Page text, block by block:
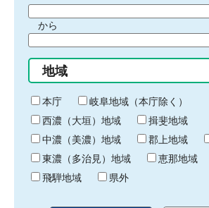
間
始
り
から
間
終
わ
り
地域
本庁
岐阜地域（本庁除く）
西濃（大垣）地域
揖斐地域
中濃（美濃）地域
郡上地域
東濃（多治見）地域
恵那地域
飛騨地域
県外